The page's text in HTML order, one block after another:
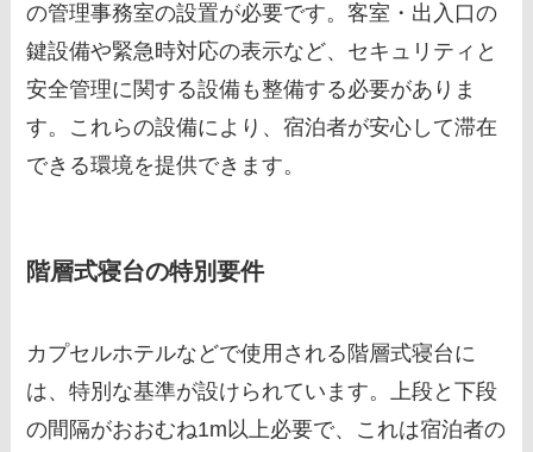
の管理事務室の設置が必要です。客室・出入口の
鍵設備や緊急時対応の表示など、セキュリティと
安全管理に関する設備も整備する必要がありま
す。これらの設備により、宿泊者が安心して滞在
できる環境を提供できます。
階層式寝台の特別要件
カプセルホテルなどで使用される階層式寝台に
は、特別な基準が設けられています。上段と下段
の間隔がおおむね1m以上必要で、これは宿泊者の